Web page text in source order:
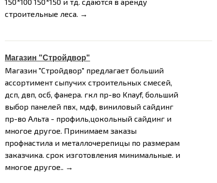
строительные леса. →
Магазин "Стройдвор"
Магазин "Стройдвор" предлагает больший
ассортимент сыпучих строительных смесей,
дсп, двп, осб, фанера. гкл пр-во Knayf, больший
выбор панелей пвх, мдф, виниловый сайдинг
пр-во Альта - профиль,цокольный сайдинг и
многое другое. Принимаем заказы
профнастила и металлочерепицы по размерам
заказчика. срок изготовления минимальные. и
многое другое.. →